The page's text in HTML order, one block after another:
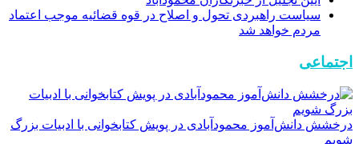
سیاست راهبردی تحول و اصلاح در قوه قضائیه موجب اعتماد
مردم خواهد شد
اجتماعی
درخشش دانش‌آموز محمودآبادی در پویش کتابخوانی با ادبیات بزرگ
شویم